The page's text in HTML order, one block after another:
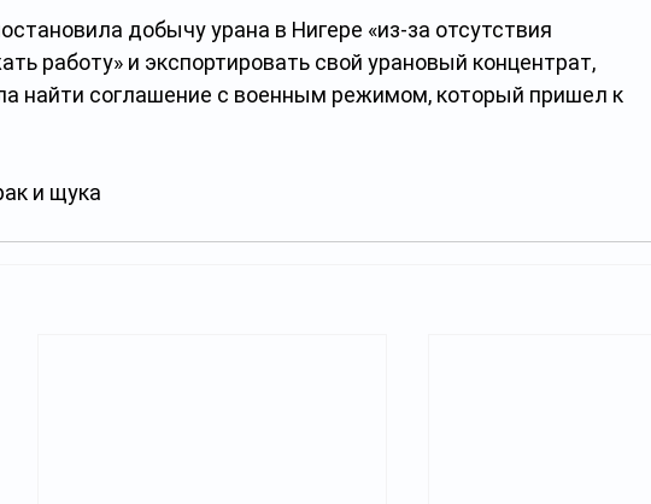
добычу урана в Нигере «из-за отсутствия
работу» и экспортировать свой урановый концентрат,
найти соглашение с военным режимом, который пришел к
и щука